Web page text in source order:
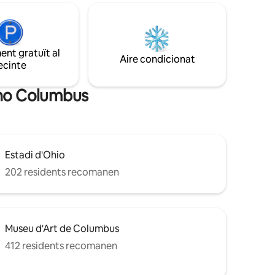
North
cotxe
els
en una comunitat d'allotjaments
restaurats amb amor, carrers arbrats
transitables i a només 1/2 illa de Westagte
Park, obtindràs el millor que la ciutat té
gratuït al
Aire condicionat
Columbus
Estadi d'Ohio
202 residents recomanen
Museu d'Art de Columbus
412 residents recomanen